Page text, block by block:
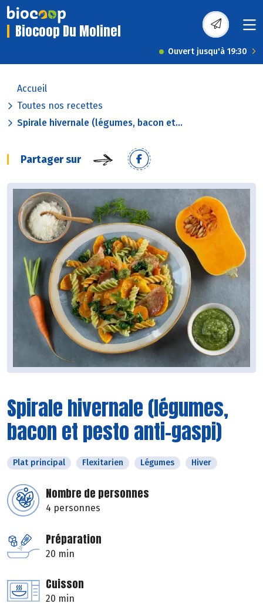
Biocoop Du Molinel
Ouvert jusqu'à 19:30
Accueil
Toutes nos recettes
Spirale hivernale (légumes, bacon et...
Partager sur
Spirale hivernale (légumes,
bacon et pesto anti-gaspi)
Plat principal Flexitarien Légumes Hiver
Nombre de personnes
4 personnes
Préparation
20 min
Cuisson
20 min